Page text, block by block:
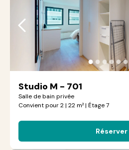
●● ●●●●
Studio M - 701
Salle de bain privée
Convient pour 2 | 22 m² | Étage 7
Réserver